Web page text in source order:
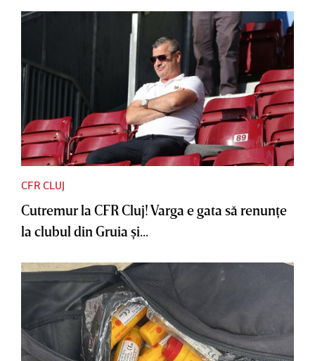
CFR CLUJ
Cutremur la CFR Cluj! Varga e gata să renunţe
la clubul din Gruia şi...